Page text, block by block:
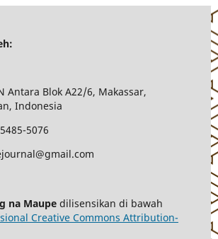
Antara Blok A22/6, Makassar,
Indonesia
5076
na Maupedilisensikan di bawah
Creative Commons Attribution-